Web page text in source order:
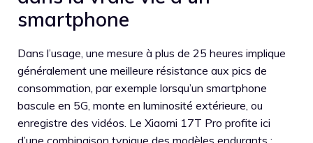
smartphone
Dans l’usage, une mesure à plus de 25 heures implique
généralement une meilleure résistance aux pics de
consommation, par exemple lorsqu’un smartphone
bascule en 5G, monte en luminosité extérieure, ou
enregistre des vidéos. Le Xiaomi 17T Pro profite ici
d’une combinaison typique des modèles endurants :